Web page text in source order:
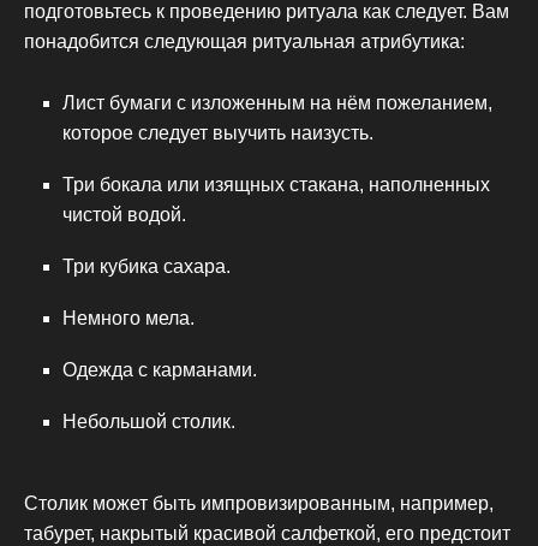
подготовьтесь к проведению ритуала как следует. Вам
понадобится следующая ритуальная атрибутика:
Лист бумаги с изложенным на нём пожеланием,
которое следует выучить наизусть.
Три бокала или изящных стакана, наполненных
чистой водой.
Три кубика сахара.
Немного мела.
Одежда с карманами.
Небольшой столик.
Столик может быть импровизированным, например,
табурет, накрытый красивой салфеткой, его предстоит